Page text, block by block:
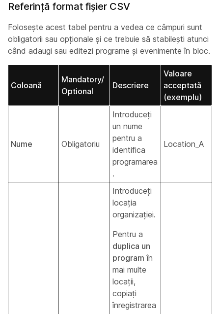
Referință format fișier CSV
Folosește acest tabel pentru a vedea ce câmpuri sunt
obligatorii sau opționale și ce trebuie să stabilești atunci
când adaugi sau editezi programe și evenimente în bloc.
Coloană
Mandatory/
Optional
Descriere
Valoare
acceptată
(exemplu)
Nume Obligatoriu
Introduceți
un nume
pentru a
identifica
programarea
.
Location_A
Introduceți
locația
organizației.
Pentru a
duplica un
program în
mai multe
locații,
copiați
înregistrarea